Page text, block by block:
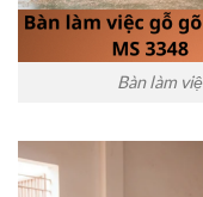
Bàn làm